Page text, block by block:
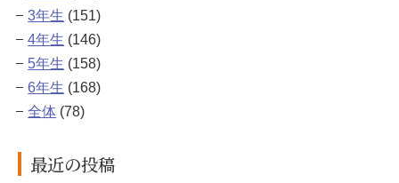
3年生 (151)
4年生 (146)
5年生 (158)
6年生 (168)
全体 (78)
最近の投稿